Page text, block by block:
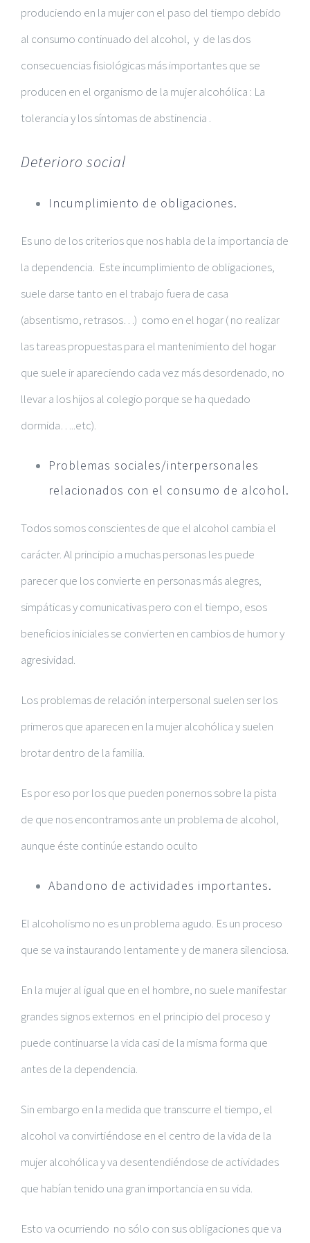
produciendo en la mujer con el paso del tiempo debido
al consumo continuado del alcohol, y de las dos
consecuencias fisiológicas más importantes que se
producen en el organismo de la mujer alcohólica : La
tolerancia y los síntomas de abstinencia .
Deterioro social
Incumplimiento de obligaciones.
Es uno de los criterios que nos habla de la importancia de
la dependencia. Este incumplimiento de obligaciones,
suele darse tanto en el trabajo fuera de casa
(absentismo, retrasos…) como en el hogar ( no realizar
las tareas propuestas para el mantenimiento del hogar
que suele ir apareciendo cada vez más desordenado, no
llevar a los hijos al colegio porque se ha quedado
dormida…..etc).
Problemas sociales/interpersonales
relacionados con el consumo de alcohol.
Todos somos conscientes de que el alcohol cambia el
carácter. Al principio a muchas personas les puede
parecer que los convierte en personas más alegres,
simpáticas y comunicativas pero con el tiempo, esos
beneficios iniciales se convierten en cambios de humor y
agresividad.
Los problemas de relación interpersonal suelen ser los
primeros que aparecen en la mujer alcohólica y suelen
brotar dentro de la familia.
Es por eso por los que pueden ponernos sobre la pista
de que nos encontramos ante un problema de alcohol,
aunque éste continúe estando oculto
Abandono de actividades importantes.
El alcoholismo no es un problema agudo. Es un proceso
que se va instaurando lentamente y de manera silenciosa.
En la mujer al igual que en el hombre, no suele manifestar
grandes signos externos en el principio del proceso y
puede continuarse la vida casi de la misma forma que
antes de la dependencia.
Sin embargo en la medida que transcurre el tiempo, el
alcohol va convirtiéndose en el centro de la vida de la
mujer alcohólica y va desentendiéndose de actividades
que habían tenido una gran importancia en su vida.
Esto va ocurriendo no sólo con sus obligaciones que va